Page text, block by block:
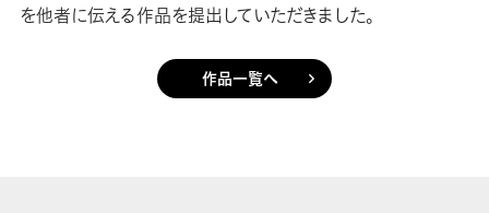
を他者に伝える作品を提出していただきました。
作品一覧へ